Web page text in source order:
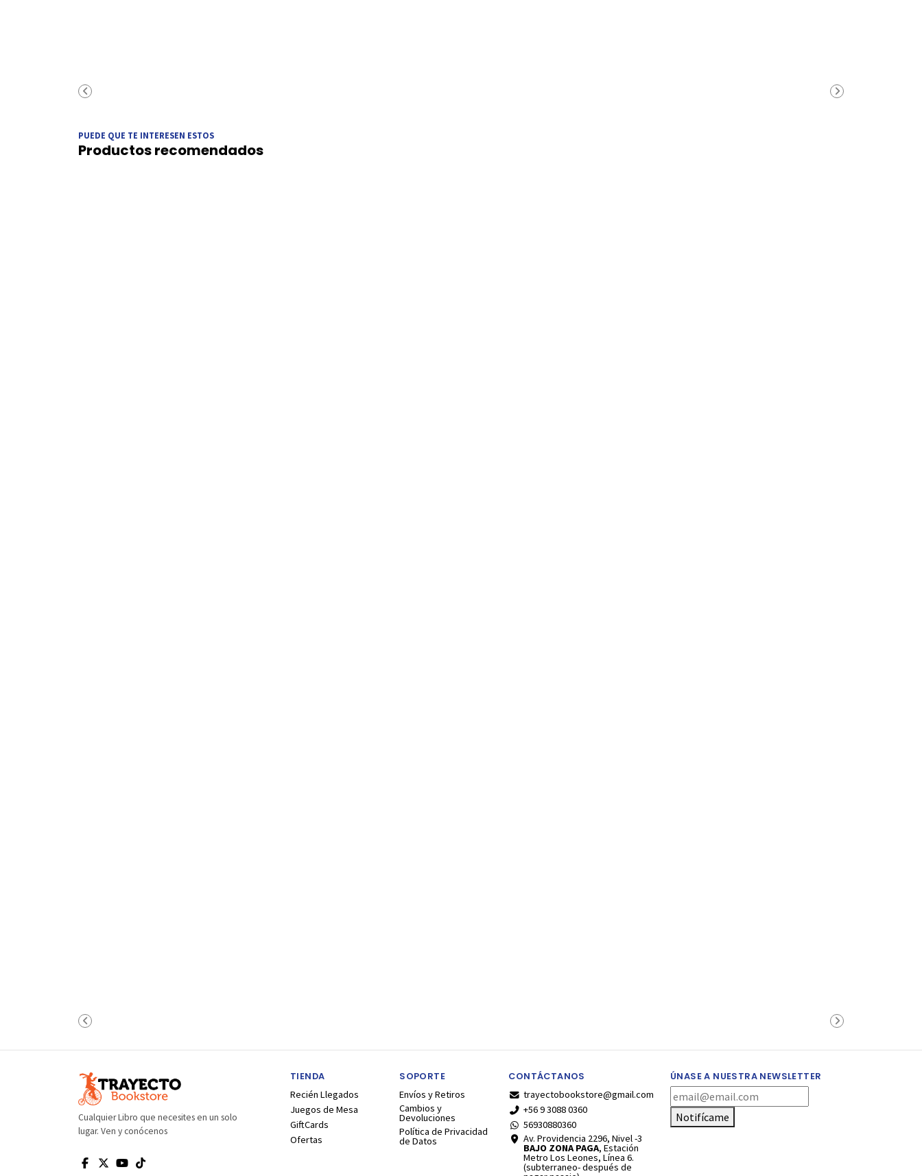
PUEDE QUE TE INTERESEN ESTOS
Productos recomendados
Cualquier Libro que necesites en un solo
lugar. Ven y conócenos
TIENDA
Recién Llegados
Juegos de Mesa
GiftCards
Ofertas
SOPORTE
Envíos y Retiros
Cambios y
Devoluciones
Política de Privacidad
de Datos
CONTÁCTANOS
trayectobookstore@gmail.com
+56 9 3088 0360
56930880360
Av. Providencia 2296, Nivel -3
BAJO ZONA PAGA, Estación
Metro Los Leones, Línea 6.
(subterraneo- después de
ÚNASE A NUESTRA NEWSLETTER
Notifícame